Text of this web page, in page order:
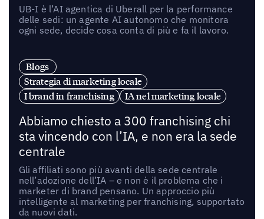
UB-I è l’AI agentica di Uberall per la performance
delle sedi: un agente AI autonomo che monitora
ogni sede, decide cosa conta di più e fa il lavoro.
Blogs
Strategia di marketing locale
I brand in franchising
IA nel marketing locale
Abbiamo chiesto a 300 franchising chi
sta vincendo con l’IA, e non era la sede
centrale
Gli affiliati sono più avanti della sede centrale
nell’adozione dell’IA – e non è il problema che i
marketer di brand pensano. Un approccio più
intelligente al marketing per franchising, supportato
da nuovi dati.